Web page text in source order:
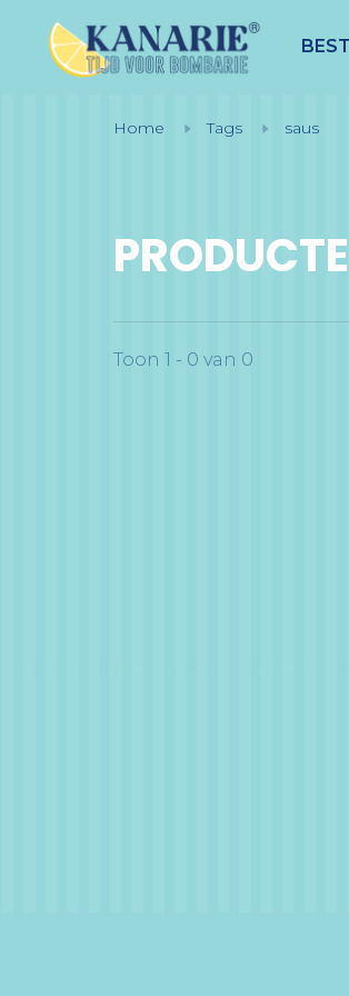
Home Tags saus
Toon 1 - 0 van 0